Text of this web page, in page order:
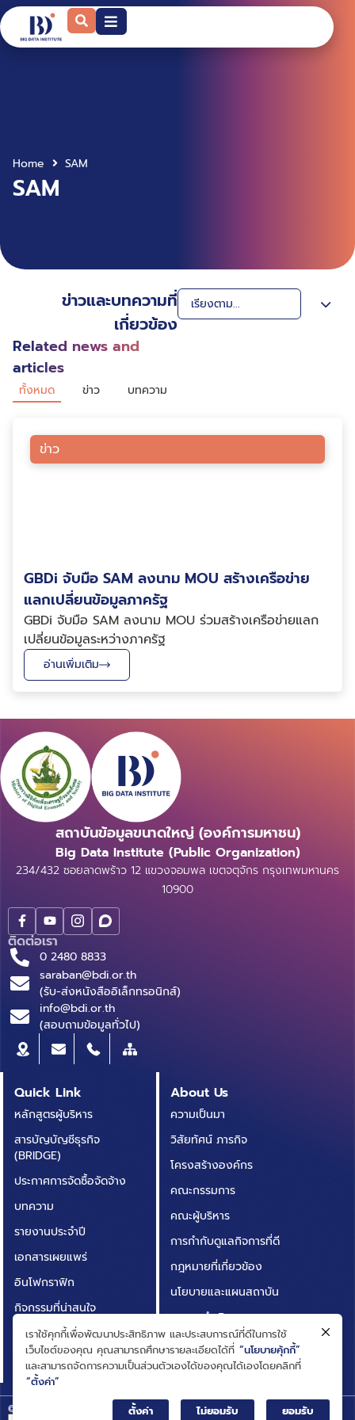
Home SAM
SAM
ข่าวและบทความที่
เกี่ยวข้อง
Related news and
articles
ทั้งหมด ข่าว บทความ
ข่าว
GBDi จับมือ SAM ลงนาม MOU สร้างเครือข่าย
แลกเปลี่ยนข้อมูลภาครัฐ
GBDi จับมือ SAM ลงนาม MOU ร่วมสร้างเครือข่ายแลก
เปลี่ยนข้อมูลระหว่างภาครัฐ
อ่านเพิ่มเติม
สถาบันข้อมูลขนาดใหญ่ (องค์การมหาชน)
Big Data Institute (Public Organization)
234/432 ซอยลาดพร้าว 12 แขวงจอมพล เขตจตุจักร กรุงเทพมหานคร
10900
ติดต่อเรา
0 2480 8833
saraban@bdi.or.th
(รับ-ส่งหนังสืออิเล็กทรอนิกส์)
info@bdi.or.th
(สอบถามข้อมูลทั่วไป)
Quick Link
หลักสูตรผู้บริหาร
สารบัญบัญชีธุรกิจ
(BRIDGE)
ประกาศการจัดซื้อจัดจ้าง
บทความ
รายงานประจำปี
เอกสารเผยแพร่
อินโฟกราฟิก
กิจกรรมที่น่าสนใจ
ติดต่อเรา
คำถามที่พบบ่อย
About Us
ความเป็นมา
วิสัยทัศน์ ภารกิจ
โครงสร้างองค์กร
คณะกรรมการ
คณะผู้บริหาร
การกำกับดูแลกิจการที่ดี
กฎหมายที่เกี่ยวข้อง
นโยบายและแผนสถาบัน
ผลการดำเนินงาน
ความโปร่งใสในการดำเนิน
งาน (ITA)
© Big Data Institute | Privacy Notice
เราใช้คุกกี้เพื่อพัฒนาประสิทธิภาพ และประสบการณ์ที่ดีในการใช้
เว็บไซต์ของคุณ คุณสามารถศึกษารายละเอียดได้ที่ “นโยบายคุ้กกี้”
และสามารถจัดการความเป็นส่วนตัวเองได้ของคุณได้เองโดยคลิกที่
“ตั้งค่า”
ตั้งค่า
ไม่ยอมรับ ยอมรับ